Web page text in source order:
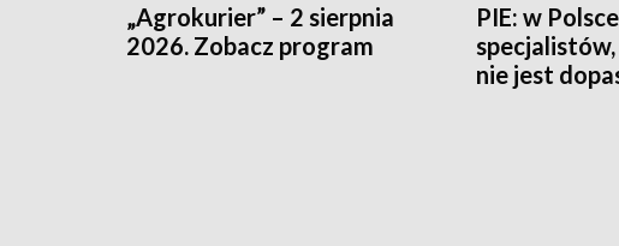
„Agrokurier” – 2 sierpnia
2026. Zobacz program
PIE: w
nie jest